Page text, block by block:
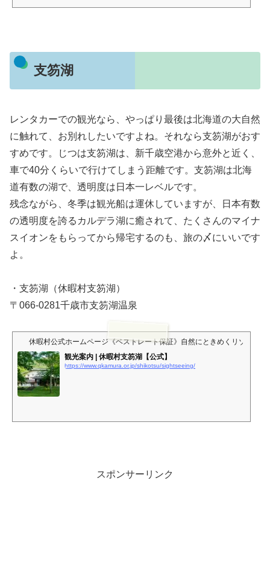
支笏湖
レンタカーでの観光なら、やっぱり最後は北海道の大自然
に触れて、お別れしたいですよね。それなら支笏湖がおす
すめです。じつは支笏湖は、新千歳空港から意外と近く、
車で40分くらいで行けてしまう距離です。支笏湖は北海
道有数の湖で、透明度は日本一レベルです。
残念ながら、冬季は観光船は運休していますが、日本有数
の透明度を誇るカルデラ湖に癒されて、たくさんのマイナ
スイオンをもらってから帰宅するのも、旅の〆にいいです
よ。
・支笏湖（休暇村支笏湖）
〒066-0281千歳市支笏湖温泉
休暇村公式ホームページ《ベストレート保証》自然にときめくリゾート
観光案内 | 休暇村支笏湖【公式】
https://www.qkamura.or.jp/shikotsu/sightseeing/
スポンサーリンク